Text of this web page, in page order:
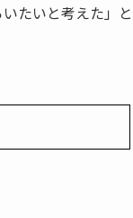
たいと考えた」と